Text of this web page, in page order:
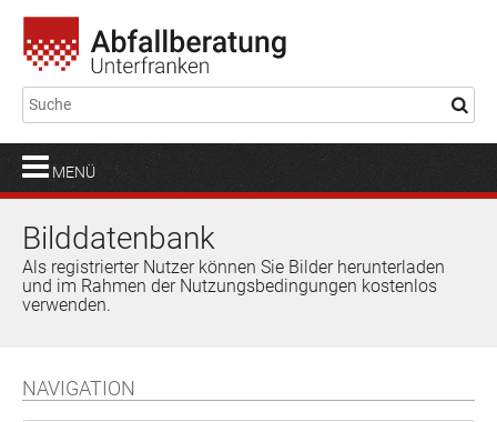
MENÜ
Bilddatenbank
Als registrierter Nutzer können Sie Bilder herunterladen
und im Rahmen der Nutzungsbedingungen kostenlos
verwenden.
NAVIGATION